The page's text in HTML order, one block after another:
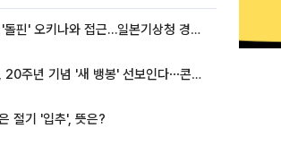
태풍 '돌핀' 오키나와 접근…일본기상청 경로 업데이트
빅뱅, 20주년 기념 '새 뱅봉' 선보인다⋯콘서트 앞두고 팝업 개최
절기 '입추', 뜻은?